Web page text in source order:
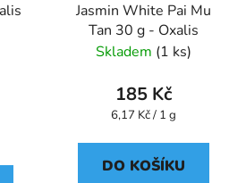
Jasmin White Pai Mu
Tan 30 g - Oxalis
Skladem (1 ks)
185 Kč
Měrná
6,17 Kč / 1 g
DO KOŠÍKU